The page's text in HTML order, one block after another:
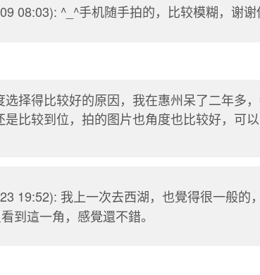
08:03): ^_^手机随手拍的，比较模糊，谢
择得比较好的原因，我在惠州呆了二年多
比较到位，拍的图片也角度也比较好，可
19:52): 我上一次去西湖，也覺得很一般的
到這一角，感覺還不錯。